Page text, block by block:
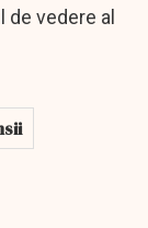
de vedere al